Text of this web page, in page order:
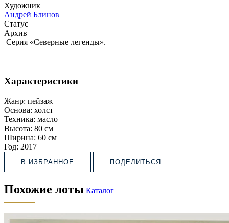
Художник
Андрей Блинов
Статус
Архив
Серия «Северные легенды».
Характеристики
Жанр: пейзаж
Основа: холст
Техника: масло
Высота: 80 см
Ширина: 60 см
Год: 2017
В ИЗБРАННОЕ ПОДЕЛИТЬСЯ
Похожие лоты Каталог